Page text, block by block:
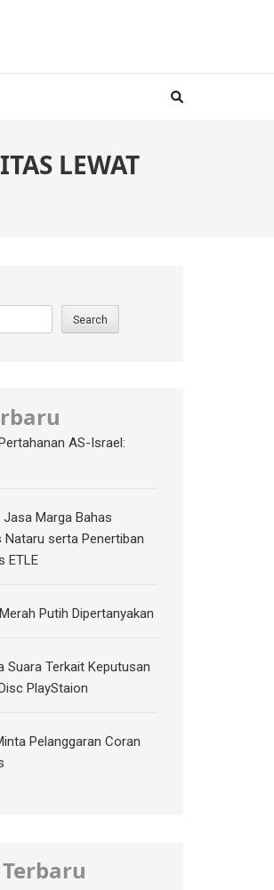
LEWAT
Search
AS-Israel:
Marga Bahas
serta Penertiban
ETLE
Putih Dipertanyakan
Suara Terkait Keputusan
PlayStaion
Pelanggaran Coran